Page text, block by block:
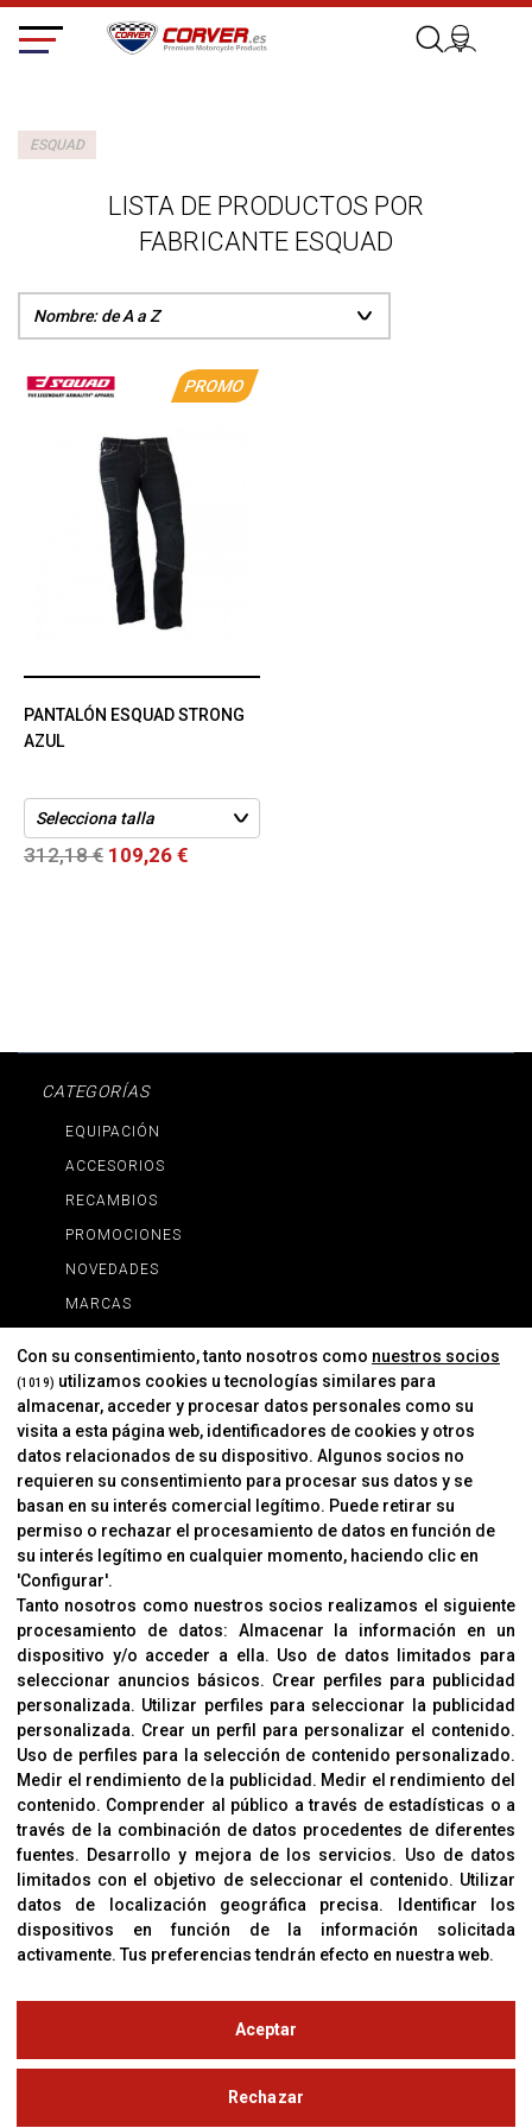
ESQUAD
LISTA DE PRODUCTOS POR
FABRICANTE ESQUAD
PROMO
PANTALÓN ESQUAD STRONG
AZUL
312,18 € 109,26 €
CATEGORÍAS
EQUIPACIÓN
ACCESORIOS
RECAMBIOS
PROMOCIONES
NOVEDADES
MARCAS
INFORMACIÓN
Contacto
Cambios Y Devoluciones
CORVER
Aviso Legal
Sobre Nosotros
Cookies
Política De Privacidad
OFICINAS
C/ Coneixement 5, 08850
Gavà (Barcelona)
CONTACTO
T. (+34) 93 638 38 60
corver@corver.es
© Copyright 2019
Con su consentimiento, tanto nosotros como nuestros socios
(1019) utilizamos cookies u tecnologías similares para
almacenar, acceder y procesar datos personales como su
visita a esta página web, identificadores de cookies y otros
datos relacionados de su dispositivo. Algunos socios no
requieren su consentimiento para procesar sus datos y se
basan en su interés comercial legítimo. Puede retirar su
permiso o rechazar el procesamiento de datos en función de
su interés legítimo en cualquier momento, haciendo clic en
'Configurar'.
Tanto nosotros como nuestros socios realizamos el siguiente
procesamiento de datos: Almacenar la información en un
dispositivo y/o acceder a ella. Uso de datos limitados para
seleccionar anuncios básicos. Crear perfiles para publicidad
personalizada. Utilizar perfiles para seleccionar la publicidad
personalizada. Crear un perfil para personalizar el contenido.
Uso de perfiles para la selección de contenido personalizado.
Medir el rendimiento de la publicidad . Medir el rendimiento del
contenido. Comprender al público a través de estadísticas o a
través de la combinación de datos procedentes de diferentes
fuentes. Desarrollo y mejora de los servicios. Uso de datos
limitados con el objetivo de seleccionar el contenido. Utilizar
datos de localización geográfica precisa.
Identificar los
dispositivos en función de la información solicitada
activamente.Tus preferencias tendrán efecto en nuestra web.
Rechazar
Aceptar